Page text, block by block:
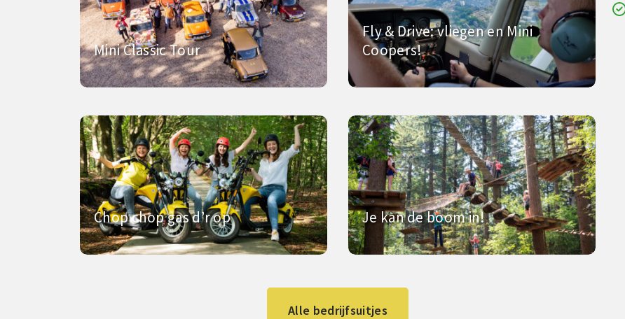
Mini Classic Tour
Fly & Drive: vliegen en Mini
Coopers!
Chop chop gas d’r op Je kan de boom in!
Alle bedrijfsuitjes